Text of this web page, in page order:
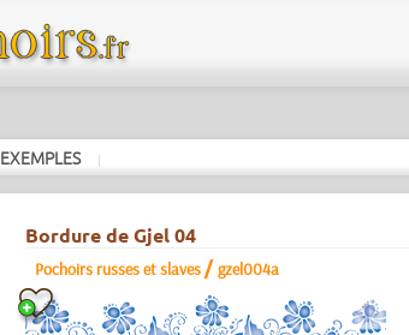
EXEMPLES |
Bordure de Gjel 04
Pochoirs russes et slaves /gzel004a
a